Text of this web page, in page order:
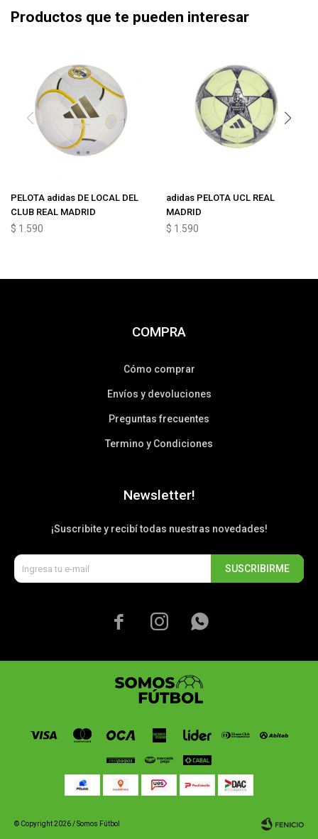
Productos que te pueden interesar
PELOTA adidas DE LOCAL DEL
CLUB REAL MADRID
$ 1.590
adidas PELOTA UCL REAL
MADRID
$ 1.590
COMPRA
Cómo comprar
Envíos y devoluciones
Preguntas frecuentes
Termino y Condiciones
Newsletter!
¡Suscribite y recibí todas nuestras novedades!
SUSCRIBIRME
  
© Copyright 2026 / Somos Fútbol